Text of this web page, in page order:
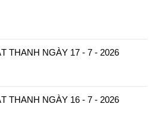
THANH NGÀY 17 - 7 - 2026
THANH NGÀY 16 - 7 - 2026